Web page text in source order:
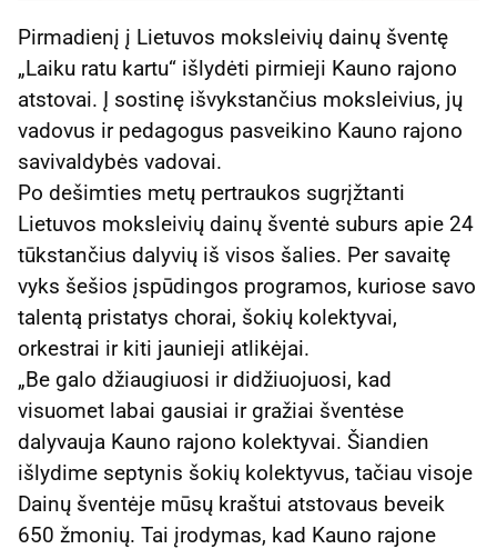
Pirmadienį į Lietuvos moksleivių dainų šventę
„Laiku ratu kartu“ išlydėti pirmieji Kauno rajono
atstovai. Į sostinę išvykstančius moksleivius, jų
vadovus ir pedagogus pasveikino Kauno rajono
savivaldybės vadovai.
Po dešimties metų pertraukos sugrįžtanti
Lietuvos moksleivių dainų šventė suburs apie 24
tūkstančius dalyvių iš visos šalies. Per savaitę
vyks šešios įspūdingos programos, kuriose savo
talentą pristatys chorai, šokių kolektyvai,
orkestrai ir kiti jaunieji atlikėjai.
„Be galo džiaugiuosi ir didžiuojuosi, kad
visuomet labai gausiai ir gražiai šventėse
dalyvauja Kauno rajono kolektyvai. Šiandien
išlydime septynis šokių kolektyvus, tačiau visoje
Dainų šventėje mūsų kraštui atstovaus beveik
650 žmonių. Tai įrodymas, kad Kauno rajone